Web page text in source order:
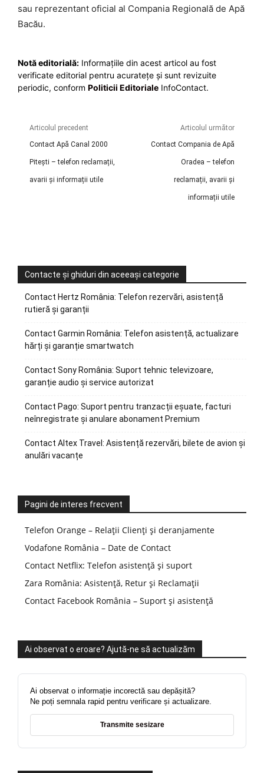
sau reprezentant oficial al Compania Regională de Apă
Bacău.
Notă editorială: Informațiile din acest articol au fost
verificate editorial pentru acuratețe și sunt revizuite
periodic, conform Politicii Editoriale InfoContact.
Articolul precedent
Contact Apă Canal 2000
Pitești – telefon reclamații,
avarii și informații utile
Articolul următor
Contact Compania de Apă
Oradea – telefon
reclamații, avarii și
informații utile
Contacte și ghiduri din aceeași categorie
Contact Hertz România: Telefon rezervări, asistență
rutieră și garanții
Contact Garmin România: Telefon asistență, actualizare
hărți și garanție smartwatch
Contact Sony România: Suport tehnic televizoare,
garanție audio și service autorizat
Contact Pago: Suport pentru tranzacții eșuate, facturi
neînregistrate și anulare abonament Premium
Contact Altex Travel: Asistență rezervări, bilete de avion și
anulări vacanțe
Pagini de interes frecvent
Telefon Orange – Relații Clienți și deranjamente
Vodafone România – Date de Contact
Contact Netflix: Telefon asistență și suport
Zara România: Asistență, Retur și Reclamații
Contact Facebook România – Suport și asistență
Ai observat o eroare? Ajută-ne să actualizăm
Ai observat o informație incorectă sau depășită?
Ne poți semnala rapid pentru verificare și actualizare.
Transmite sesizare